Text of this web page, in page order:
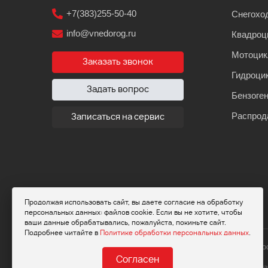
Продолжая использовать сайт, вы даете согласие на обработку
персональных данных: файлов cookie. Если вы не хотите, чтобы
ваши данные обрабатывались, пожалуйста, покиньте сайт.
Подробнее читайте в
Политике обработки персональных данных
Согласен
+7(383)255-50-40
info@vnedorog.ru
Заказать звонок
Задать вопрос
Записаться на сервис
© 2026